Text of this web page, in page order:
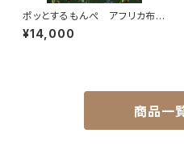
ポッとするもんぺ アフリカ布
No.94
¥14,000
商品一